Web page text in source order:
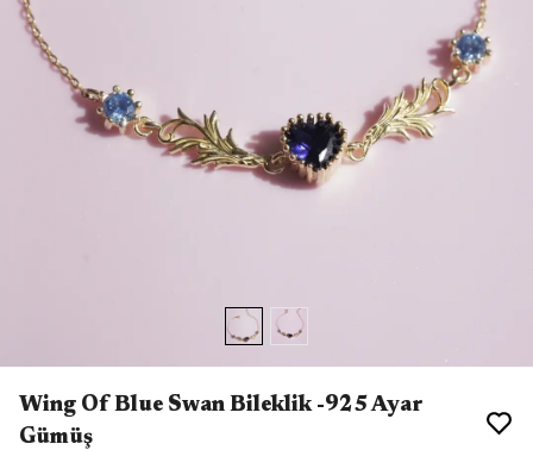
Wing Of Blue Swan Bileklik -925 Ayar
Gümüş